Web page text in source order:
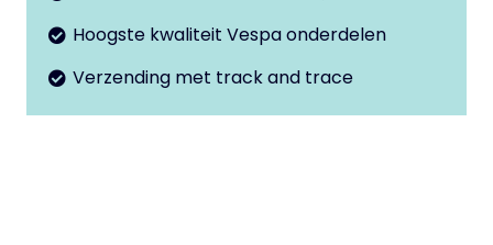
Hoogste kwaliteit Vespa onderdelen
Verzending met track and trace